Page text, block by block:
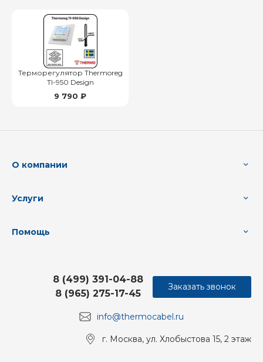
Терморегулятор Thermoreg
TI-950 Design
9 790 ₽
О компании
Услуги
Помощь
info@thermocabel.ru
8 (499) 391-04-88
8 (965) 275-17-45
г. Москва, ул. Хлобыстова 15, 2 этаж
Заказать звонок